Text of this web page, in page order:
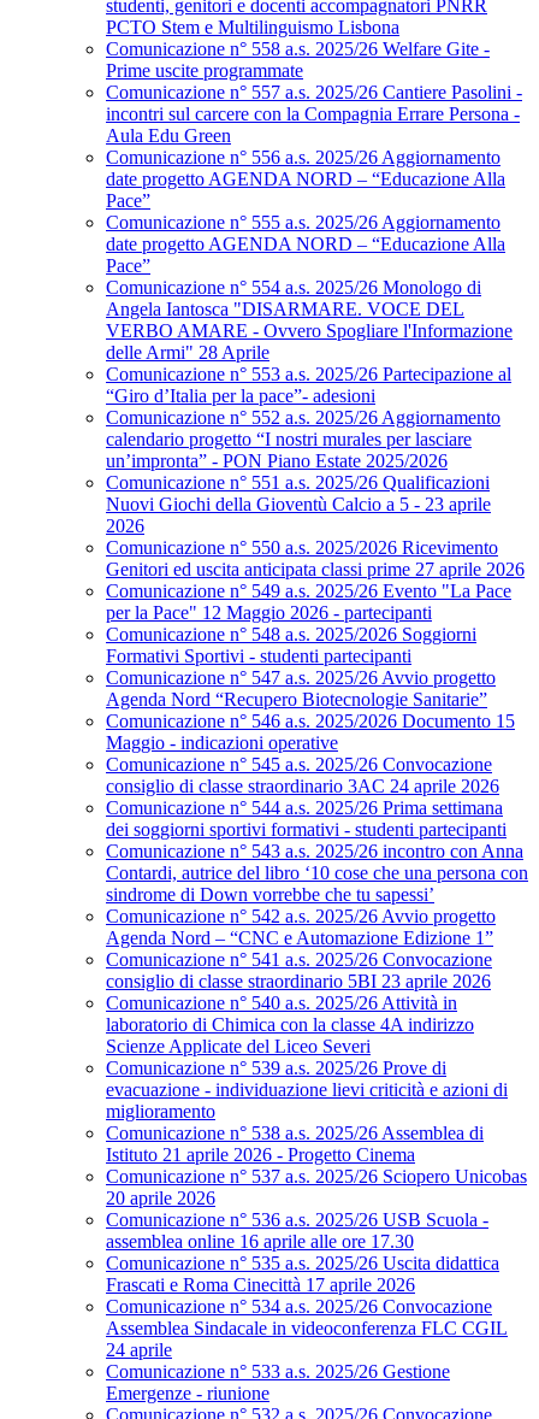
studenti, genitori e docenti accompagnatori PNRR
PCTO Stem e Multilinguismo Lisbona
Comunicazione n° 558 a.s. 2025/26 Welfare Gite -
Prime uscite programmate
Comunicazione n° 557 a.s. 2025/26 Cantiere Pasolini -
incontri sul carcere con la Compagnia Errare Persona -
Aula Edu Green
Comunicazione n° 556 a.s. 2025/26 Aggiornamento
date progetto AGENDA NORD – “Educazione Alla
Pace”
Comunicazione n° 555 a.s. 2025/26 Aggiornamento
date progetto AGENDA NORD – “Educazione Alla
Pace”
Comunicazione n° 554 a.s. 2025/26 Monologo di
Angela Iantosca "DISARMARE. VOCE DEL
VERBO AMARE - Ovvero Spogliare l'Informazione
delle Armi" 28 Aprile
Comunicazione n° 553 a.s. 2025/26 Partecipazione al
“Giro d’Italia per la pace”- adesioni
Comunicazione n° 552 a.s. 2025/26 Aggiornamento
calendario progetto “I nostri murales per lasciare
un’impronta” - PON Piano Estate 2025/2026
Comunicazione n° 551 a.s. 2025/26 Qualificazioni
Nuovi Giochi della Gioventù Calcio a 5 - 23 aprile
2026
Comunicazione n° 550 a.s. 2025/2026 Ricevimento
Genitori ed uscita anticipata classi prime 27 aprile 2026
Comunicazione n° 549 a.s. 2025/26 Evento "La Pace
per la Pace" 12 Maggio 2026 - partecipanti
Comunicazione n° 548 a.s. 2025/2026 Soggiorni
Formativi Sportivi - studenti partecipanti
Comunicazione n° 547 a.s. 2025/26 Avvio progetto
Agenda Nord “Recupero Biotecnologie Sanitarie”
Comunicazione n° 546 a.s. 2025/2026 Documento 15
Maggio - indicazioni operative
Comunicazione n° 545 a.s. 2025/26 Convocazione
consiglio di classe straordinario 3AC 24 aprile 2026
Comunicazione n° 544 a.s. 2025/26 Prima settimana
dei soggiorni sportivi formativi - studenti partecipanti
Comunicazione n° 543 a.s. 2025/26 incontro con Anna
Contardi, autrice del libro ‘10 cose che una persona con
sindrome di Down vorrebbe che tu sapessi’
Comunicazione n° 542 a.s. 2025/26 Avvio progetto
Agenda Nord – “CNC e Automazione Edizione 1”
Comunicazione n° 541 a.s. 2025/26 Convocazione
consiglio di classe straordinario 5BI 23 aprile 2026
Comunicazione n° 540 a.s. 2025/26 Attività in
laboratorio di Chimica con la classe 4A indirizzo
Scienze Applicate del Liceo Severi
Comunicazione n° 539 a.s. 2025/26 Prove di
evacuazione - individuazione lievi criticità e azioni di
miglioramento
Comunicazione n° 538 a.s. 2025/26 Assemblea di
Istituto 21 aprile 2026 - Progetto Cinema
Comunicazione n° 537 a.s. 2025/26 Sciopero Unicobas
20 aprile 2026
Comunicazione n° 536 a.s. 2025/26 USB Scuola -
assemblea online 16 aprile alle ore 17.30
Comunicazione n° 535 a.s. 2025/26 Uscita didattica
Frascati e Roma Cinecittà 17 aprile 2026
Comunicazione n° 534 a.s. 2025/26 Convocazione
Assemblea Sindacale in videoconferenza FLC CGIL
24 aprile
Comunicazione n° 533 a.s. 2025/26 Gestione
Emergenze - riunione